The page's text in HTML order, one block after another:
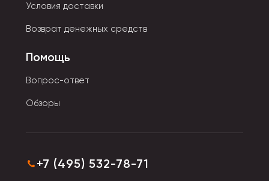
Условия доставки
Возврат денежных средств
Помощь
Вопрос-ответ
Обзоры
+7 (495) 532-78-71